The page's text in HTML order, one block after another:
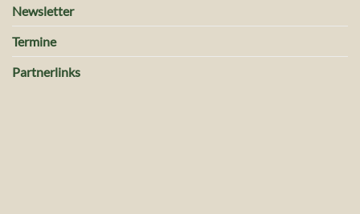
Newsletter
Termine
Partnerlinks